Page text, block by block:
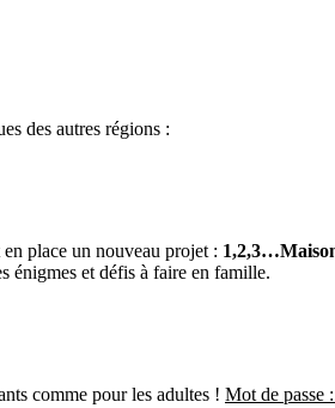
des autres régions :
en place un nouveau projet :
énigmes et défis à faire en famille.
comme pour les adultes ! Mot de passe